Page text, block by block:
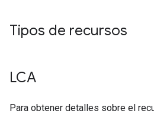
Tipos de recursos
LCA
Para obtener detalles sobre el